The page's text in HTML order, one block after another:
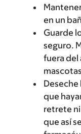
en un
Guarde
seguro.
fuera del
Deseche
que
retrete ni
que así